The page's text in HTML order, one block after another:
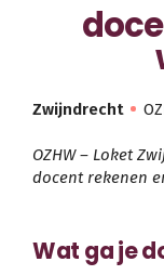
Zwijndrecht
OZHW – Loket
docent rekenen
Wat ga je